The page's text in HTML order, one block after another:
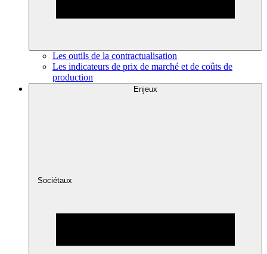
Les outils de la contractualisation
Les indicateurs de prix de marché et de coûts de
production
Enjeux
Sociétaux